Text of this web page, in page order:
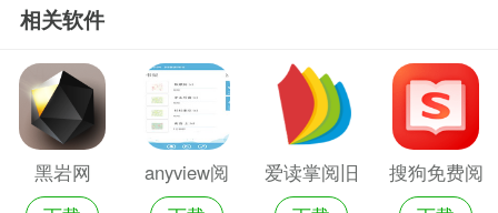
相关软件
黑岩网
anyview阅
爱读掌阅旧
搜狗免费阅